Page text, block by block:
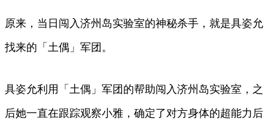
原来，当日闯入济州岛实验室的神秘杀手，就是具姿允
找来的「土偶」军团。
具姿允利用「土偶」军团的帮助闯入济州岛实验室，之
后她一直在跟踪观察小雅，确定了对方身体的超能力后